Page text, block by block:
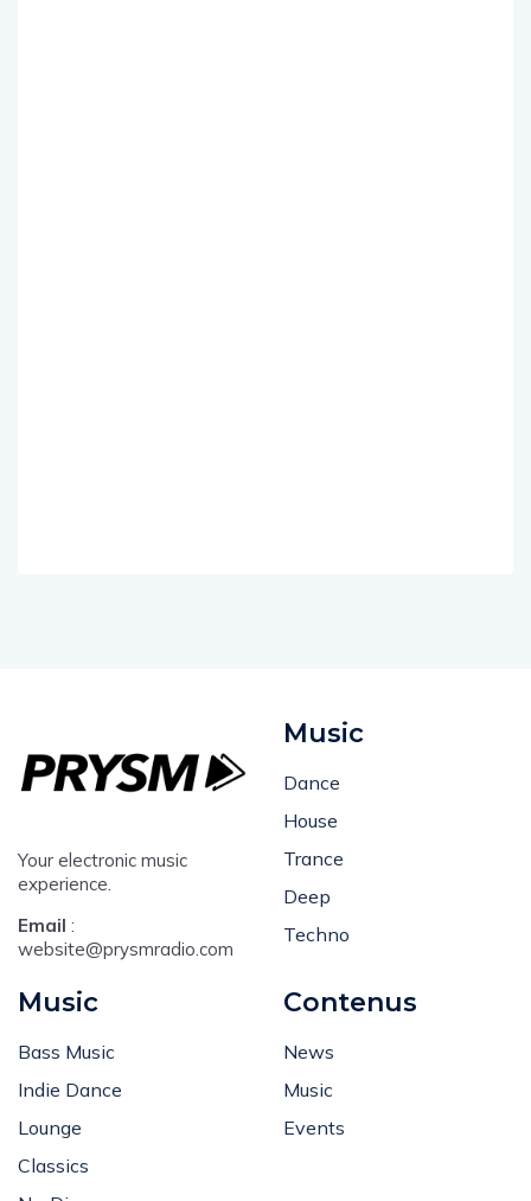
Your electronic music
experience.
Email :
website@prysmradio.com
Music
Dance
House
Trance
Deep
Techno
Music
Bass Music
Indie Dance
Lounge
Classics
Contenus
News
Music
Events